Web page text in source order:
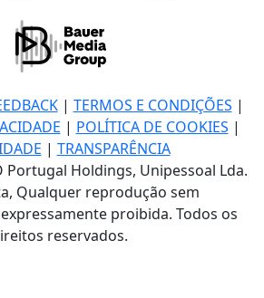
| TERMOS E CONDIÇÕES |
| POLÍTICA DE COOKIES |
| TRANSPARÊNCIA
Portugal Holdings, Unipessoal Lda.
Qualquer reprodução sem
proibida. Todos os
reservados.